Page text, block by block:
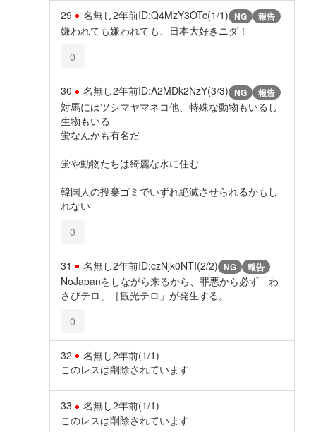
29 名無し2年前ID:Q4MzY3OTc(1/1) NG 報告
嫌われても嫌われても、日本大好きニダ！
0
30 名無し2年前ID:A2MDk2NzY(3/3) NG 報告
対馬にはツシマヤマネコ他、特殊な動物もいるし
生物もいる
蛍なんかも有名だ
蛍や動物たちは綺麗な水に住む
韓国人の投棄ゴミでいずれ絶滅させられるかもし
れない
0
31 名無し2年前ID:czNjk0NTI(2/2) NG 報告
NoJapanをしながら来るから、罪悪から必ず「わ
さびテロ」［観光テロ」が発生する。
0
32 名無し2年前(1/1)
このレスは削除されています
33 名無し2年前(1/1)
このレスは削除されています